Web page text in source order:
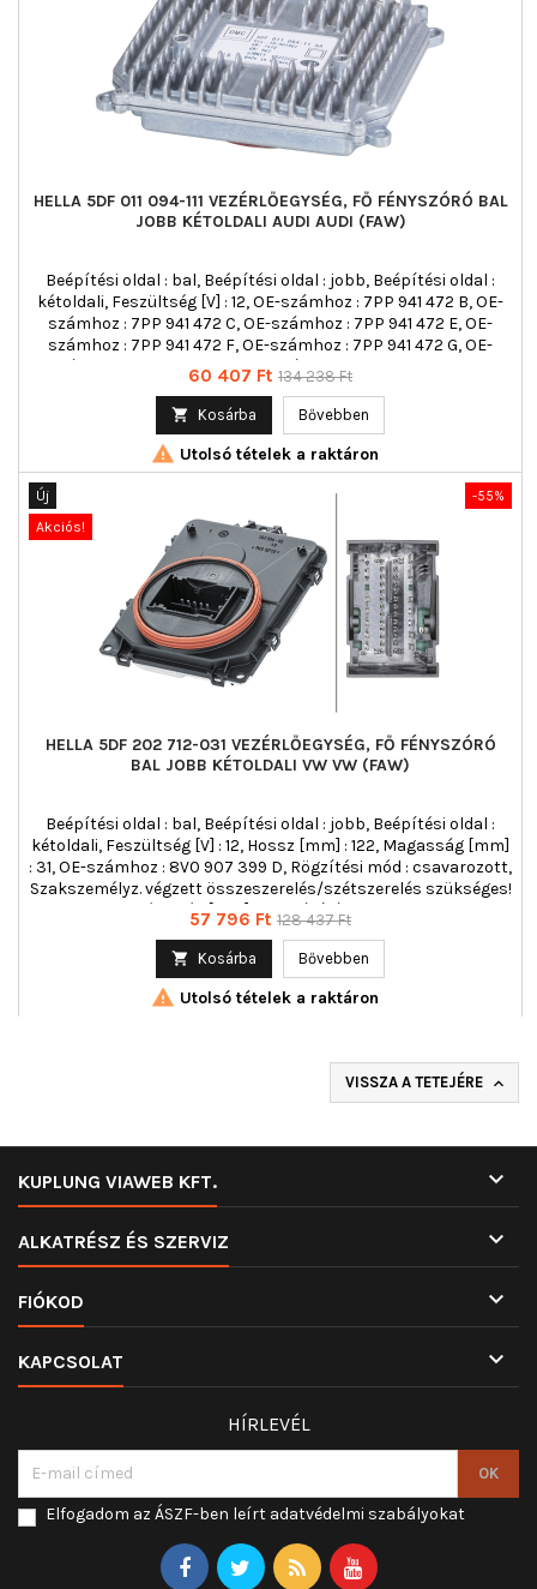
HELLA 5DF 011 094-111 VEZÉRLŐEGYSÉG, FŐ FÉNYSZÓRÓ BAL
JOBB KÉTOLDALI AUDI AUDI (FAW)
Beépítési oldal : bal, Beépítési oldal : jobb, Beépítési oldal :
kétoldali, Feszültség [V] : 12, OE-számhoz : 7PP 941 472 B, OE-
számhoz : 7PP 941 472 C, OE-számhoz : 7PP 941 472 E, OE-
számhoz : 7PP 941 472 F, OE-számhoz : 7PP 941 472 G, OE-
számhoz : 7PP 941 472 H, OE-számhoz : 7PP 941 472 J, OE-
számhoz : 7PP 941 472 K, Rögzítési mód : csavarozott,
Szakszemélyz. végzett összeszerelés/szétszerelés szükséges!
: , Világításfajta : LED
Ár
60 407 Ft Normál
134 238 Ft
 Kosárba Bővebben
 Utolsó tételek a raktáron
-55%
Új
Akciós!
HELLA 5DF 202 712-031 VEZÉRLŐEGYSÉG, FŐ FÉNYSZÓRÓ
BAL JOBB KÉTOLDALI VW VW (FAW)
Beépítési oldal : bal, Beépítési oldal : jobb, Beépítési oldal :
kétoldali, Feszültség [V] : 12, Hossz [mm] : 122, Magasság [mm]
: 31, OE-számhoz : 8V0 907 399 D, Rögzítési mód : csavarozott,
Szakszemélyz. végzett összeszerelés/szétszerelés szükséges!
: , Szélesség [mm] : 91, Világításfajta : LED
Ár
57 796 Ft Normál
128 437 Ft
 Kosárba Bővebben
 Utolsó tételek a raktáron
VISSZA A TETEJÉRE 
KUPLUNG VIAWEB KFT. 
ALKATRÉSZ ÉS SZERVIZ 
FIÓKOD 
KAPCSOLAT 
HÍRLEVÉL
Elfogadom az ÁSZF-ben leírt adatvédelmi szabályokat